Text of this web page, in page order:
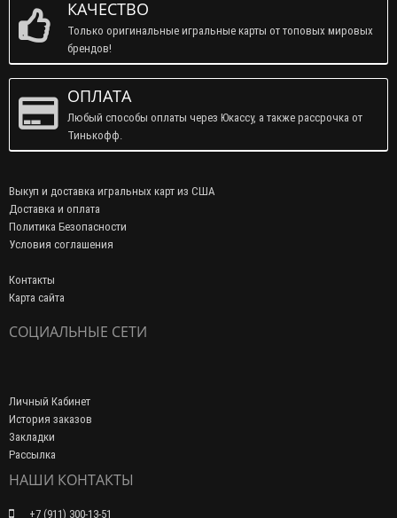
КАЧЕСТВО
Только оригинальные игральные карты от топовых мировых
брендов!
ОПЛАТА
Любый способы оплаты через Юкассу, а также рассрочка от
Тинькофф.
Выкуп и доставка игральных карт из США
Доставка и оплата
Политика Безопасности
Условия соглашения
Контакты
Карта сайта
СОЦИАЛЬНЫЕ СЕТИ
Личный Кабинет
История заказов
Закладки
Рассылка
НАШИ КОНТАКТЫ
+7 (911) 300-13-51